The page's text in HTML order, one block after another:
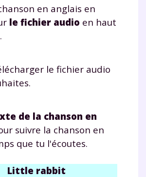
en anglais en
le fichier audio en haut
le fichier audio
de la chanson en
suivre la chanson en
que tu l'écoutes.
Little rabbit